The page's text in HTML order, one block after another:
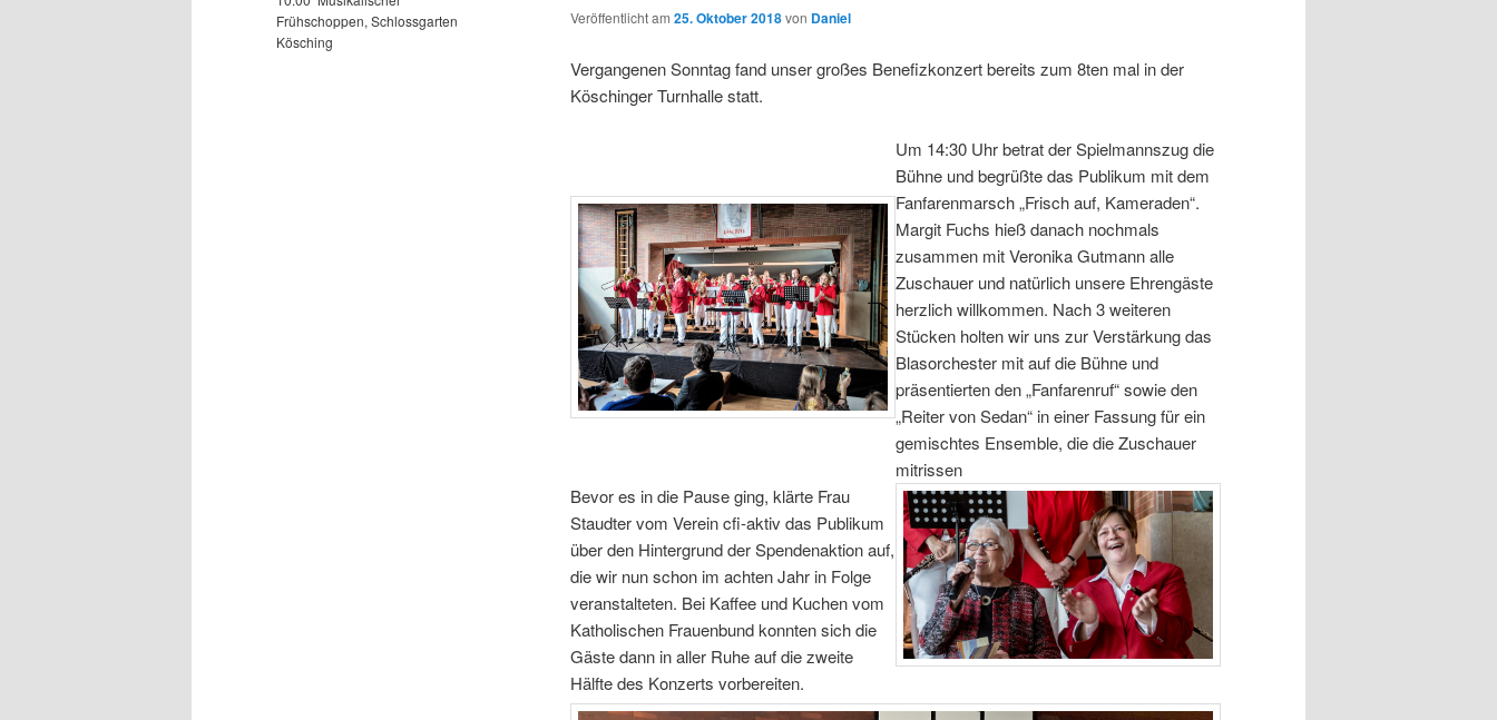
Veröffentlicht am 25. Oktober 2018von Daniel
Vergangenen Sonntag fand unser großes Benefizkonzert bereits zum 8ten mal in der
Köschinger Turnhalle statt.
Um 14:30 Uhr betrat der Spielmannszug die
Bühne und begrüßte das Publikum mit dem
Fanfarenmarsch „Frisch auf, Kameraden“.
Margit Fuchs hieß danach nochmals
zusammen mit Veronika Gutmann alle
Zuschauer und natürlich unsere Ehrengäste
herzlich willkommen. Nach 3 weiteren
Stücken holten wir uns zur Verstärkung das
Blasorchester mit auf die Bühne und
präsentierten den „Fanfarenruf“ sowie den
„Reiter von Sedan“ in einer Fassung für ein
gemischtes Ensemble, die die Zuschauer
mitrissen
Bevor es in die Pause ging, klärte Frau
Staudter vom Verein cfi-aktiv das Publikum
über den Hintergrund der Spendenaktion auf,
die wir nun schon im achten Jahr in Folge
veranstalteten. Bei Kaffee und Kuchen vom
Katholischen Frauenbund konnten sich die
Gäste dann in aller Ruhe auf die zweite
Hälfte des Konzerts vorbereiten.
Frühschoppen, Schlossgarten
Kösching